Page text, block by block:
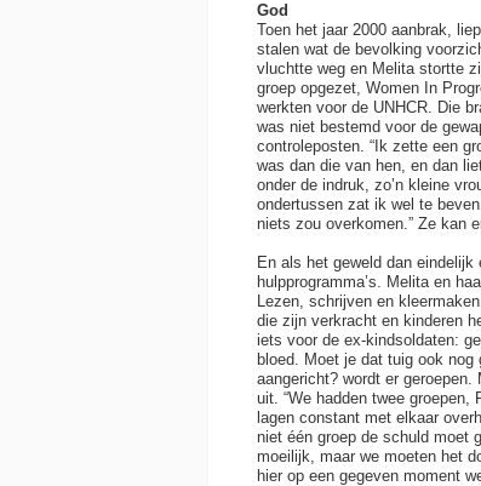
God
Toen het jaar 2000 aanbrak,
stalen wat de bevolking
vluchtte weg en Melita stortte
groep opgezet, Women In
werkten voor de UNHCR. Die
was niet bestemd voor de
controleposten. “Ik zette een
was dan die van hen, en dan
onder de indruk, zo’n kleine
ondertussen zat ik wel te
niets zou overkomen.” Ze kan
En als het geweld dan
hulpprogramma’s. Melita en
Lezen, schrijven en
die zijn verkracht en kinderen
iets voor de ex-kindsoldaten:
bloed. Moet je dat tuig ook
aangericht? wordt er
uit. “We hadden twee groepen,
lagen constant met elkaar
niet één groep de schuld moet
moeilijk, maar we moeten het
hier op een gegeven moment